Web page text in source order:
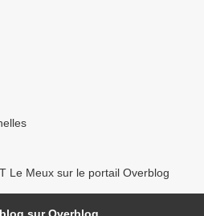
Le Meux sur le portail Overblog
sur Overblog